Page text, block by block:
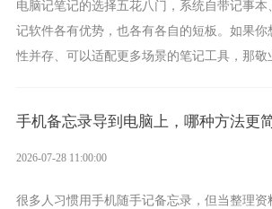
电脑记笔记的选择五花八门，系统自带记事本
记软件各有优势，也各有各自的短板。如果
性并存、可以适配更多场景的笔记工具，那敬
手机备忘录导到电脑上，哪种方法更
2026-07-28 11:00:00
很多人习惯用手机随手记备忘录，但当整理资